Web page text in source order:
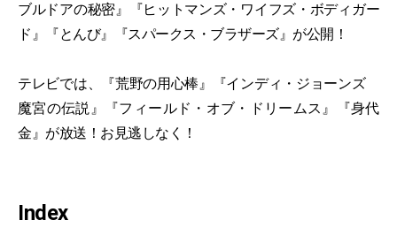
ブルドアの秘密』『ヒットマンズ・ワイフズ・ボディガー
ド』『とんび』『スパークス・ブラザーズ』が公開！
テレビでは、『荒野の用心棒』『インディ・ジョーンズ
魔宮の伝説』『フィールド・オブ・ドリームス』『身代
金』が放送！お見逃しなく！
Index